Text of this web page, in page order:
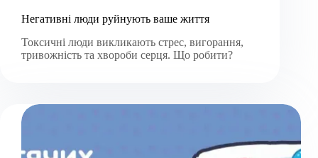
Негативні люди руйнують ваше життя
Токсичні люди викликають стрес, вигорання,
тривожність та хвороби серця. Що робити?